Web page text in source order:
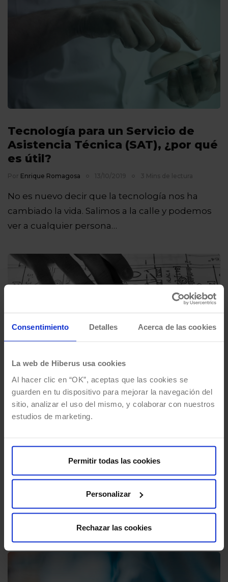
Consentimiento Detalles Acerca de las cookies
La web de Hiberus usa cookies
Al hacer clic en “OK”, aceptas que las cookies se
guarden en tu dispositivo para mejorar la navegación del
sitio, analizar el uso del mismo, y colaborar con nuestros
estudios de marketing.
Permitir todas las cookies
Personalizar
Rechazar las cookies
Tecnología para un Servicio de
Asistencia Técnica (SAT), ¿por qué
es útil?
Por Enrique Romagosa 13/10/2019 3 Mins de lectura
No es nuevo decir que la tecnología nos ha
cambiado la vida. Salimos a la calle y podemos
ver a cualquier persona…
Cómo mejorar la organización de
Enrique Romagosa 28/01/2019 3 Mins de lectura
Por lo general, un servicio técnico de
reparaciones suele estar compuesto por un
equipo de profesionales de diferentes
departamentos con entornos de…